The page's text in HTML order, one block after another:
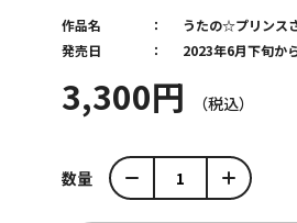
3,300円
作品名
うたの☆プリンス
発売日
2023年6月下旬か
数量